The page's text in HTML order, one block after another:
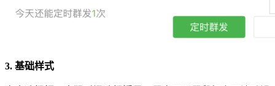
3. 基础样式